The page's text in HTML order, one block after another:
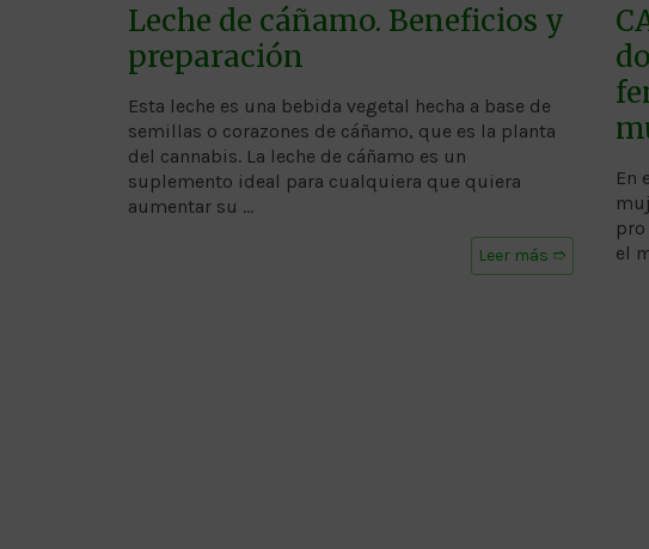
Leche de cáñamo. Beneficios y
preparación
Esta leche es una bebida vegetal hecha a base de
semillas o corazones de cáñamo, que es la planta
del cannabis. La leche de cáñamo es un
suplemento ideal para cualquiera que quiera
aumentar su …
Leer más ➱
En
el